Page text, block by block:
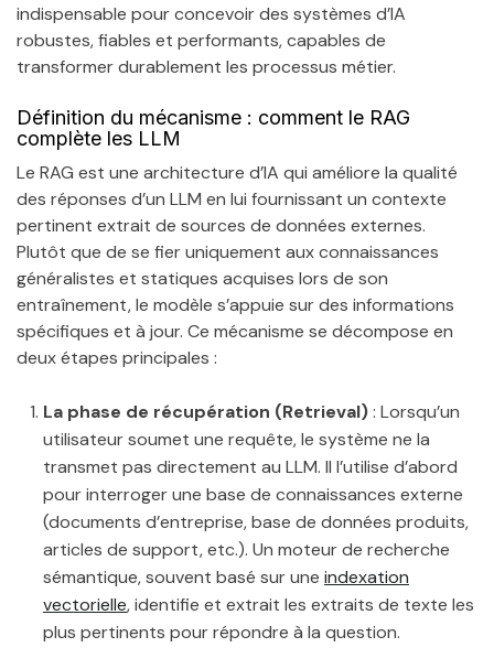
indispensable pour concevoir des systèmes d’IA
robustes, fiables et performants, capables de
transformer durablement les processus métier.
Définition du mécanisme : comment le RAG
complète les LLM
Le RAG est une architecture d’IA qui améliore la qualité
des réponses d’un LLM en lui fournissant un contexte
pertinent extrait de sources de données externes.
Plutôt que de se fier uniquement aux connaissances
généralistes et statiques acquises lors de son
entraînement, le modèle s’appuie sur des informations
spécifiques et à jour. Ce mécanisme se décompose en
deux étapes principales :
La phase de récupération (Retrieval): Lorsqu’un
utilisateur soumet une requête, le système ne la
transmet pas directement au LLM. Il l’utilise d’abord
pour interroger une base de connaissances externe
(documents d’entreprise, base de données produits,
articles de support, etc.). Un moteur de recherche
sémantique, souvent basé sur une indexation
vectorielle, identifie et extrait les extraits de texte les
plus pertinents pour répondre à la question.